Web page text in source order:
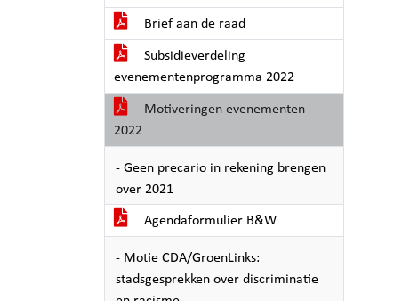
Brief aan de raad
Subsidieverdeling
evenementenprogramma 2022
Motiveringen evenementen
2022
- Geen precario in rekening brengen
over 2021
Agendaformulier B&W
- Motie CDA/GroenLinks:
stadsgesprekken over discriminatie